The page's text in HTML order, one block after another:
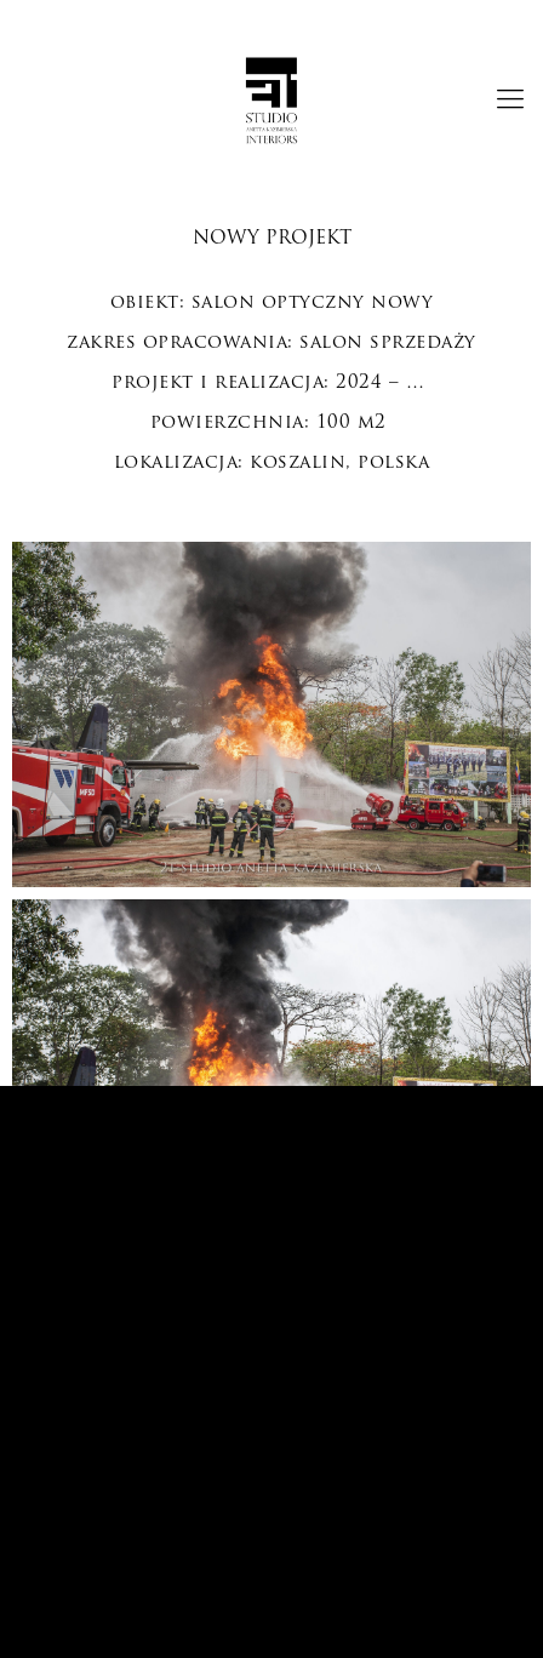
NOWY PROJEKT
obiekt: salon optyczny nowy
zakres opracowania: salon sprzedaży
projekt i realizacja: 2024 – …
powierzchnia: 100 m2
lokalizacja: koszalin, polska